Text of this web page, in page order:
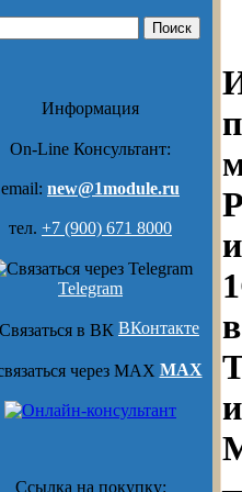
Информация
On-Line Консультант:
email: new@1module.ru
тел. +7 (900) 671 8000
Telegram
ВКонтакте
MAX
Ссылка на покупку:
в
и